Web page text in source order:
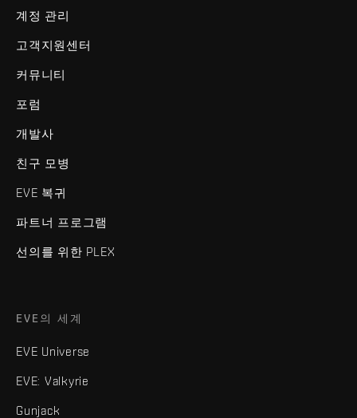
계정 관리
고객지원센터
커뮤니티
포럼
개발사
친구 모병
EVE 복귀
파트너 프로그램
선의를 위한 PLEX
EVE의 세계
EVE Universe
EVE: Valkyrie
Gunjack